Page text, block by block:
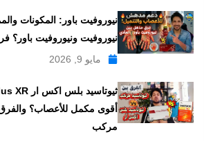
نيوروفيت باور: المكونات
نيوروفيت ونيوروفيت
مايو 9, 2026
أقوى مكمل للأعصاب؟ والفرق
مركب